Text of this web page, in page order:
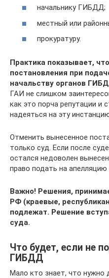
начальнику ГИБДД;
местный или
прокуратуру.
Практика показывает,
постановления при
начальству органов
ГАИ не слишком
как это порча репутации и
надеяться на эту
Отменить вынесенное
только суд. Если после
остался недоволен
право подать на апелляцию
Важно! Решения,
РФ (краевые,
подлежат. Решение
суда.
Что будет, если не
ГИБДД
Мало кто знает, что нужно